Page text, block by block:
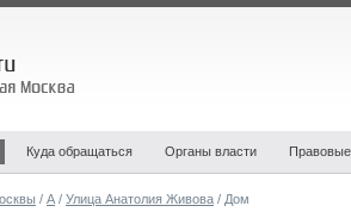
Куда обращаться Органы власти
/ А / Улица Анатолия Живова / Дом